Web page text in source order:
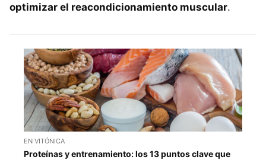
optimizar el reacondicionamiento muscular.
EN VITÓNICA
Proteínas y entrenamiento: los 13 puntos clave que